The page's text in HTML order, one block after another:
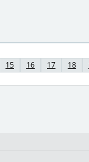
15 16 17 18